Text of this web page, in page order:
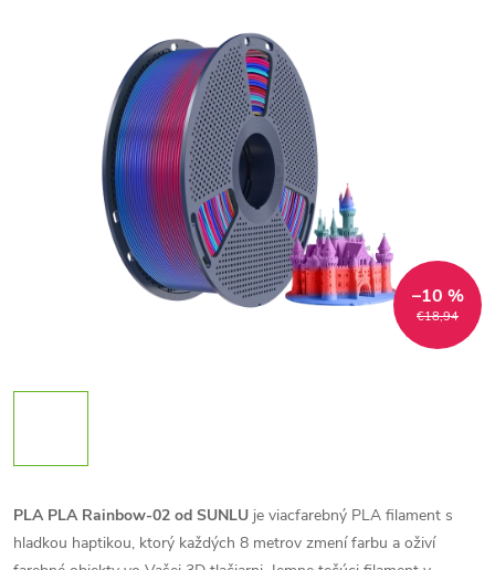
€18,94
–10 %
PLA PLA Rainbow-02 od SUNLU je viacfarebný PLA filament s
hladkou haptikou, ktorý každých 8 metrov zmení farbu a oživí